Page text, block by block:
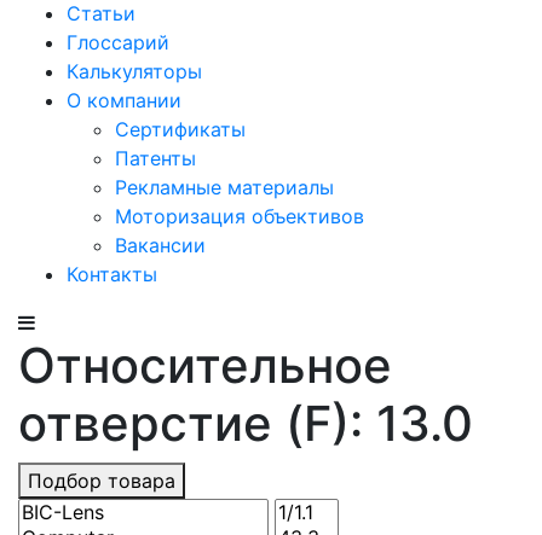
Статьи
Глоссарий
Калькуляторы
О компании
Сертификаты
Патенты
Рекламные материалы
Моторизация объективов
Вакансии
Контакты
Относительное
отверстие (F): 13.0
Подбор товара